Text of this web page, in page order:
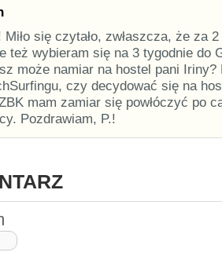
Miło się czytało, zwłaszcza, że za 2
też wybieram się na 3 tygodnie do
może namiar na hostel pani
czy decydować się na
mam zamiar się powłóczyć po
Pozdrawiam, P.!